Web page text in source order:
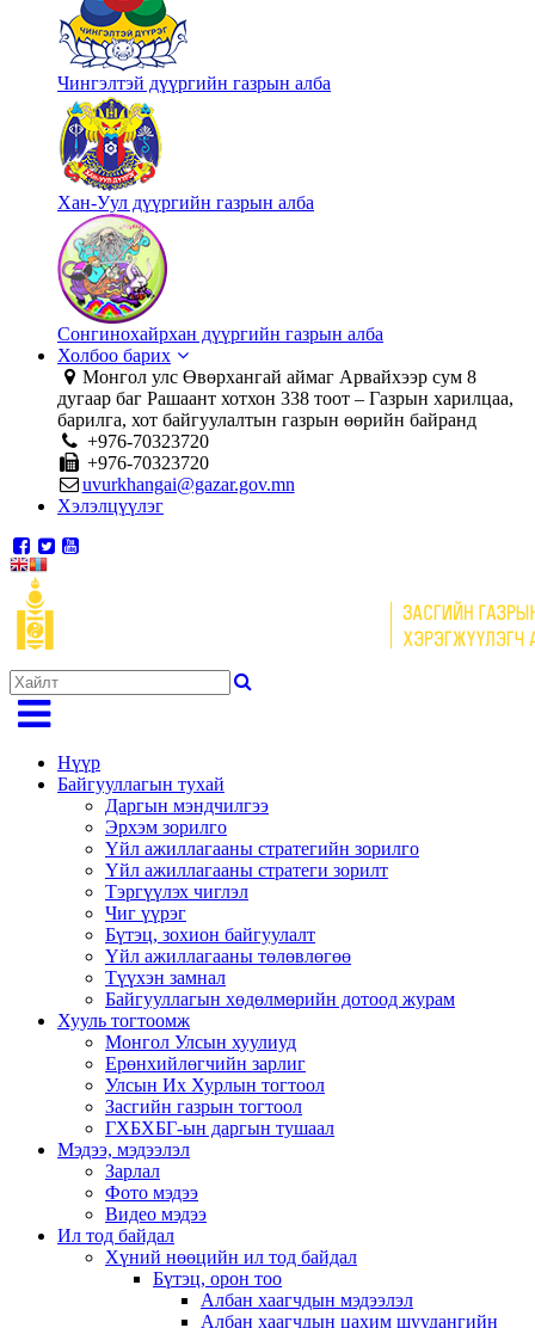
Чингэлтэй дүүргийн газрын алба
Хан-Уул дүүргийн газрын алба
Сонгинохайрхан дүүргийн газрын алба
Холбоо барих
Монгол улс Өвөрхангай аймаг Арвайхээр сум 8
дугаар баг Рашаант хотхон 338 тоот – Газрын харилцаа,
барилга, хот байгуулалтын газрын өөрийн байранд
+976-70323720
+976-70323720
uvurkhangai@gazar.gov.mn
Хэлэлцүүлэг
Нүүр
Байгууллагын тухай
Даргын мэндчилгээ
Эрхэм зорилго
Үйл ажиллагааны стратегийн зорилго
Үйл ажиллагааны стратеги зорилт
Тэргүүлэх чиглэл
Чиг үүрэг
Бүтэц, зохион байгуулалт
Үйл ажиллагааны төлөвлөгөө
Түүхэн замнал
Байгууллагын хөдөлмөрийн дотоод журам
Хууль тогтоомж
Монгол Улсын хуулиуд
Ерөнхийлөгчийн зарлиг
Улсын Их Хурлын тогтоол
Засгийн газрын тогтоол
ГХБХБГ-ын даргын тушаал
Мэдээ, мэдээлэл
Зарлал
Фото мэдээ
Видео мэдээ
Ил тод байдал
Хүний нөөцийн ил тод байдал
Бүтэц, орон тоо
Албан хаагчдын мэдээлэл
Албан хаагчдын цахим шуудангийн